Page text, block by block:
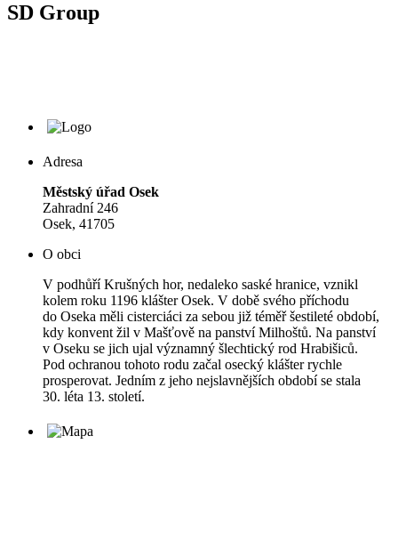
SD Group
Adresa
Městský úřad Osek
Zahradní 246
Osek, 41705
O obci
V podhůří Krušných hor, nedaleko saské hranice, vznikl
kolem roku 1196 klášter Osek. V době svého příchodu
do Oseka měli cisterciáci za sebou již téměř šestileté období,
kdy konvent žil v Mašťově na panství Milhoštů. Na panství
v Oseku se jich ujal významný šlechtický rod Hrabišiců.
Pod ochranou tohoto rodu začal osecký klášter rychle
prosperovat. Jedním z jeho nejslavnějších období se stala
30. léta 13. století.